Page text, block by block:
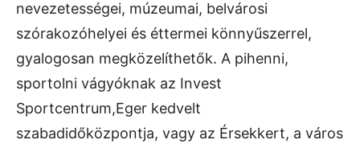
nevezetességei, múzeumai, belvárosi
szórakozóhelyei és éttermei könnyűszerrel,
gyalogosan megközelíthetők. A pihenni,
sportolni vágyóknak az Invest
Sportcentrum,Eger kedvelt
szabadidőközpontja, vagy az Érsekkert, a város